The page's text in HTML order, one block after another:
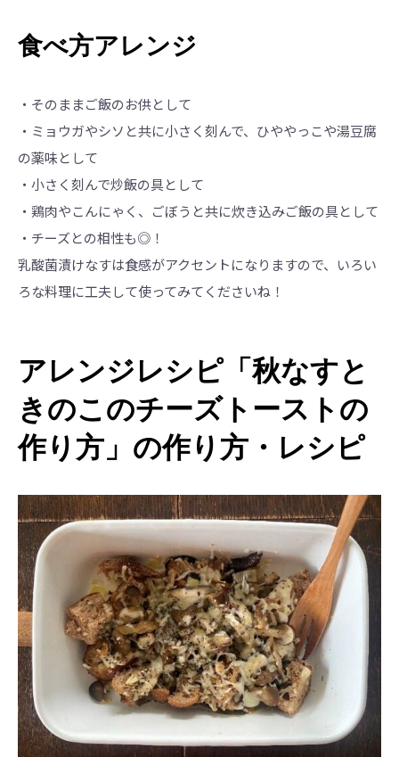
食べ方アレンジ
・そのままご飯のお供として
・ミョウガやシソと共に小さく刻んで、ひややっこや湯豆腐
の薬味として
・小さく刻んで炒飯の具として
・鶏肉やこんにゃく、ごぼうと共に炊き込みご飯の具として
・チーズとの相性も◎！
乳酸菌漬けなすは食感がアクセントになりますので、いろい
ろな料理に工夫して使ってみてくださいね！
アレンジレシピ「秋なすと
きのこのチーズトーストの
作り方」の作り方・レシピ